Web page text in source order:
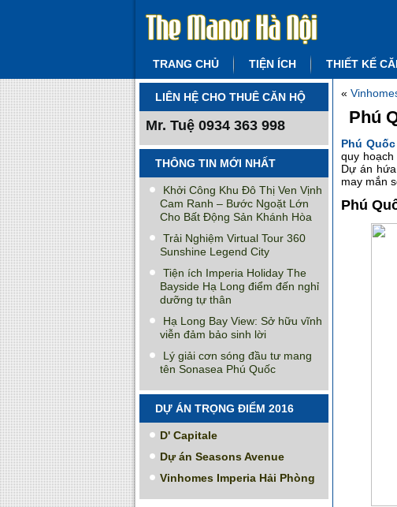
TRANG CHỦ TIỆN ÍCH THIẾT KẾ
LIÊN HỆ CHO THUÊ CĂN HỘ
Mr. Tuệ 0934 363 998
THÔNG TIN MỚI NHẤT
Khởi Công Khu Đô Thị Ven Vịnh
Cam Ranh – Bước Ngoặt Lớn
Cho Bất Động Sản Khánh Hòa
Trải Nghiệm Virtual Tour 360
Sunshine Legend City
Tiện ích Imperia Holiday The
Bayside Hạ Long điểm đến nghỉ
dưỡng tự thân
Hạ Long Bay View: Sở hữu vĩnh
viễn đảm bảo sinh lời
Lý giải cơn sóng đầu tư mang
tên Sonasea Phú Quốc
DỰ ÁN TRỌNG ĐIỂM 2016
D' Capitale
Dự án Seasons Avenue
Vinhomes Imperia Hải Phòng
«
Phú
Phú
quy
Dự án
may mắn
Phú